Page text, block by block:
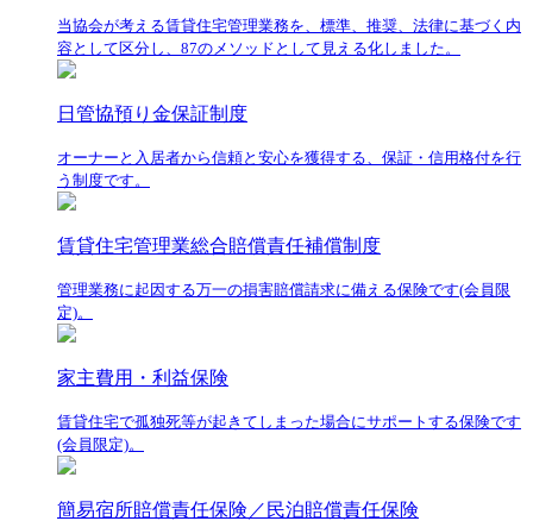
当協会が考える賃貸住宅管理業務を、標準、推奨、法律に基づく内
容として区分し、87のメソッドとして見える化しました。
日管協預り金保証制度
オーナーと入居者から信頼と安心を獲得する、保証・信用格付を行
う制度です。
賃貸住宅管理業総合賠償責任補償制度
管理業務に起因する万一の損害賠償請求に備える保険です(会員限
定)。
家主費用・利益保険
賃貸住宅で孤独死等が起きてしまった場合にサポートする保険です
(会員限定)。
簡易宿所賠償責任保険／民泊賠償責任保険